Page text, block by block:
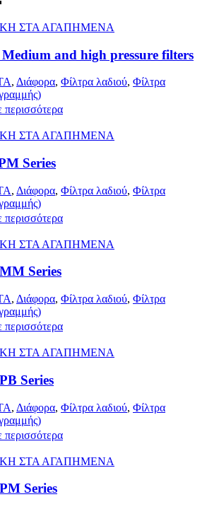
ΣΤΑ ΑΓΑΠΗΜΕΝΑ
and high pressure filters
, Διάφορα, Φίλτρα λαδιού, Φίλτρα
περισσότερα
ΣΤΑ ΑΓΑΠΗΜΕΝΑ
Series
, Διάφορα, Φίλτρα λαδιού, Φίλτρα
περισσότερα
ΣΤΑ ΑΓΑΠΗΜΕΝΑ
Series
, Διάφορα, Φίλτρα λαδιού, Φίλτρα
περισσότερα
ΣΤΑ ΑΓΑΠΗΜΕΝΑ
Series
, Διάφορα, Φίλτρα λαδιού, Φίλτρα
περισσότερα
ΣΤΑ ΑΓΑΠΗΜΕΝΑ
Series